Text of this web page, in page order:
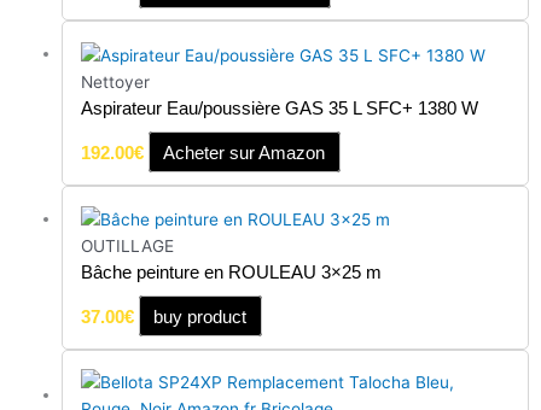
Nettoyer
Aspirateur Eau/poussière GAS 35 L SFC+ 1380 W
192.00€ Acheter sur Amazon
OUTILLAGE
Bâche peinture en ROULEAU 3×25 m
37.00€ buy product